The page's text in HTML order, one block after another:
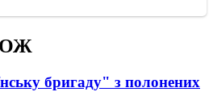
бригаду" з полонених